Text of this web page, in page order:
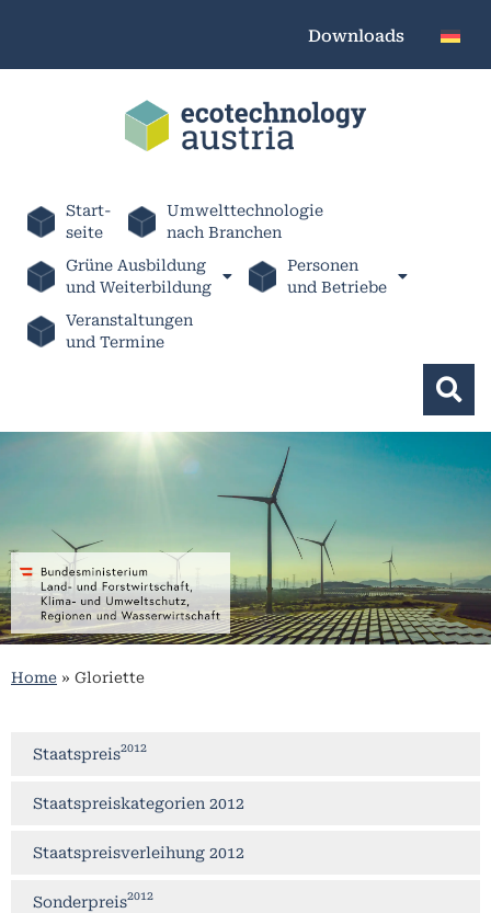
Downloads
Start-
seite
Umwelttechnologie
nach Branchen
Grüne Ausbildung
und Weiterbildung
Personen
und Betriebe
Veranstaltungen
und Termine
Home » Gloriette
Staatspreis2012
Staatspreiskategorien 2012
Staatspreisverleihung 2012
Sonderpreis2012